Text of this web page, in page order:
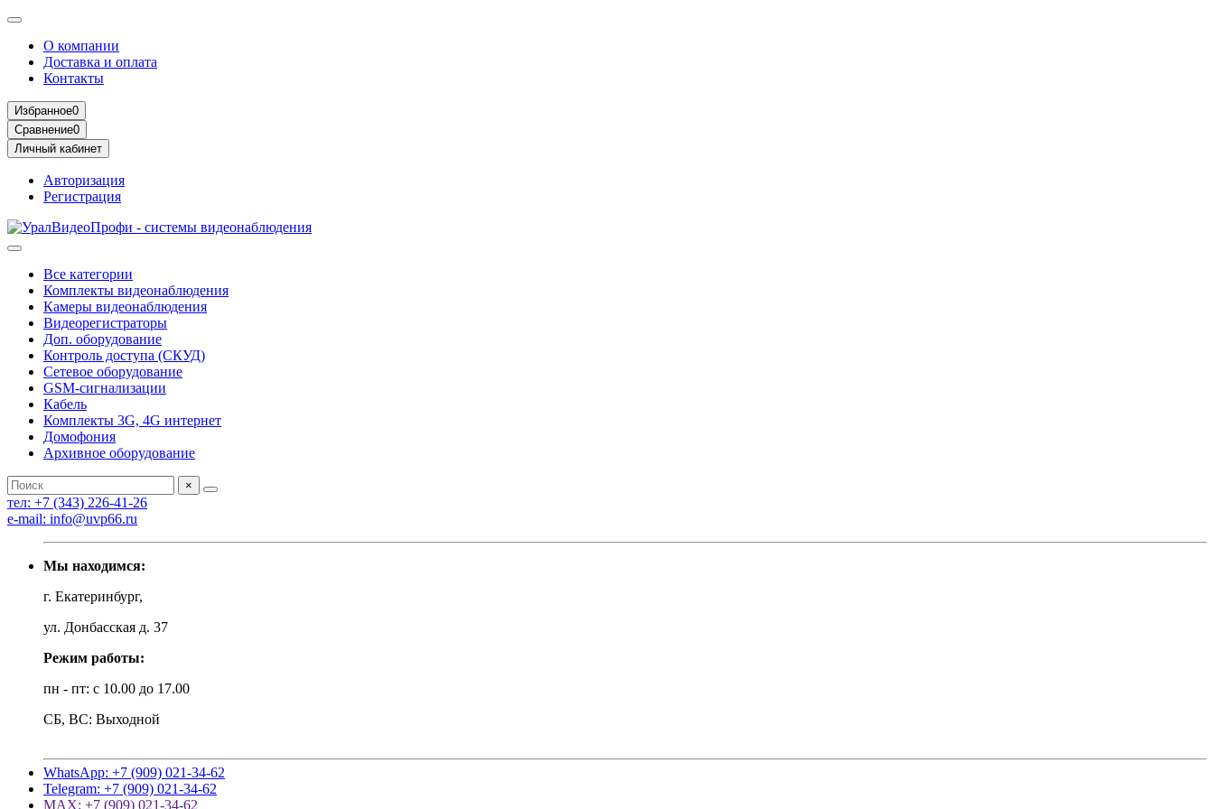
О компании
Доставка и оплата
Контакты
Избранное0
Сравнение0
Личный кабинет
Авторизация
Регистрация
Все категории
Комплекты видеонаблюдения
Камеры видеонаблюдения
Видеорегистраторы
Доп. оборудование
Контроль доступа (СКУД)
Сетевое оборудование
GSM-сигнализации
Кабель
Комплекты 3G, 4G интернет
Домофония
Архивное оборудование
×
тел: +7 (343) 226-41-26
e-mail: info@uvp66.ru
Мы находимся:
г. Екатеринбург,
ул. Донбасская д. 37
Режим работы:
пн - пт: с 10.00 до 17.00
СБ, ВС: Выходной
WhatsApp: +7 (909) 021-34-62
Telegram: +7 (909) 021-34-62
MAX: +7 (909) 021-34-62